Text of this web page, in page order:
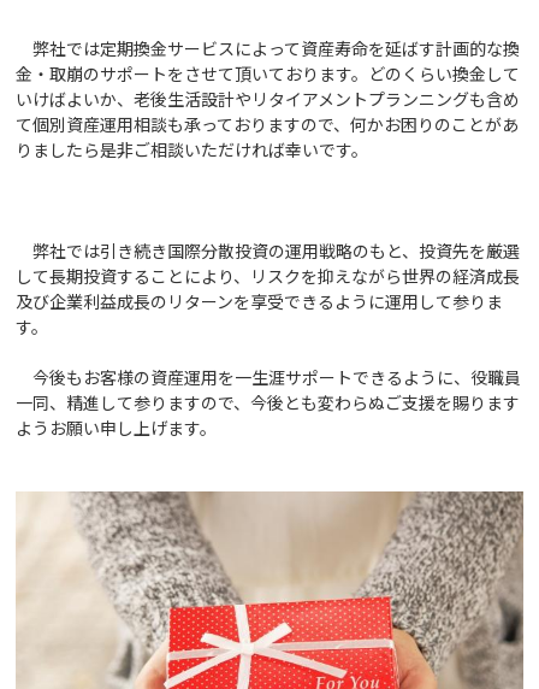
弊社では定期換金サービスによって資産寿命を延ばす計画的な換
金・取崩のサポートをさせて頂いております。どのくらい換金して
いけばよいか、老後生活設計やリタイアメントプランニングも含め
て個別資産運用相談も承っておりますので、何かお困りのことがあ
りましたら是非ご相談いただければ幸いです。
弊社では引き続き国際分散投資の運用戦略のもと、投資先を厳選
して長期投資することにより、リスクを抑えながら世界の経済成長
及び企業利益成長のリターンを享受できるように運用して参りま
す。
今後もお客様の資産運用を一生涯サポートできるように、役職員
一同、精進して参りますので、今後とも変わらぬご支援を賜ります
ようお願い申し上げます。